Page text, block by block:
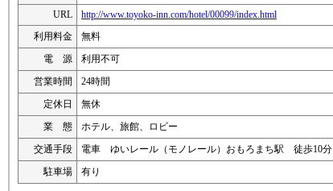
URL
http://www.toyoko-inn.com/hotel/00099/index.html
利用料金
無料
電 源
利用不可
営業時間
24時間
定休日
無休
業 態
ホテル、旅館、ロビー
交通手段
電車 ゆいレール（モノレール）おもろまち駅 徒歩10分
駐車場
有り